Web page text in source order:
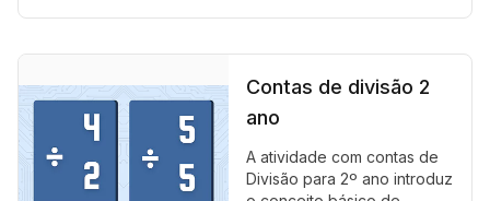
Contas de divisão 2
ano
A atividade com contas de
Divisão para 2º ano introduz